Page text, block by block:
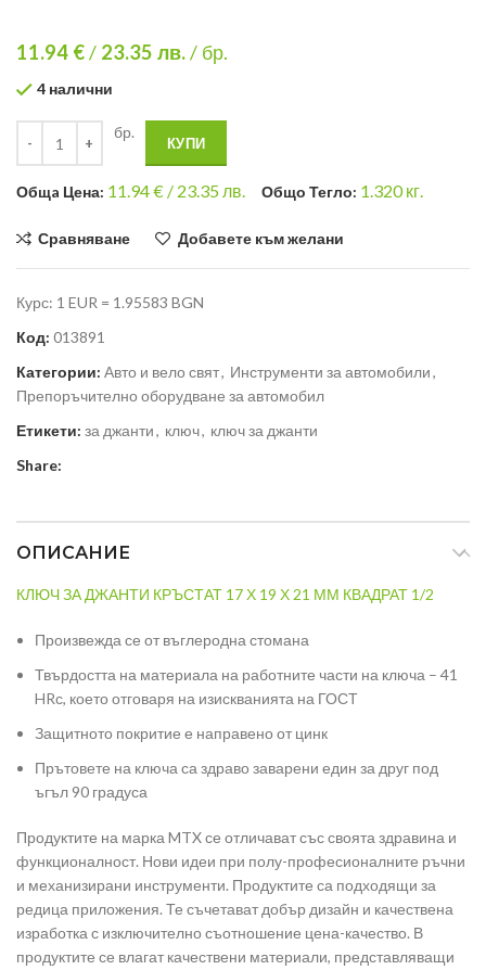
11.94 €/ 23.35 лв./ бр.
4 налични
бр.
КУПИ
Общa Цена: 11.94€ / 23.35 лв. Общо Тегло: 1.320кг.
Сравняване Добавете към желани
Курс: 1 EUR = 1.95583 BGN
Код: 013891
Категории: Авто и вело свят, Инструменти за автомобили,
Препоръчително оборудване за автомобил
Етикети: за джанти, ключ, ключ за джанти
Share:
ОПИСАНИЕ
КЛЮЧ ЗА ДЖАНТИ КРЪСТАТ 17 Х 19 Х 21 ММ КВАДРАТ 1/2
Произвежда се от въглеродна стомана
Твърдостта на материала на работните части на ключа – 41
HRс, което отговаря на изискванията на ГОСТ
Защитното покритие е направено от цинк
Прътовете на ключа са здраво заварени един за друг под
ъгъл 90 градуса
Продуктите на марка MTX се отличават със своята здравина и
функционалност. Нови идеи при полу-професионалните ръчни
и механизирани инструменти. Продуктите са подходящи за
редица приложения. Те съчетават добър дизайн и качествена
изработка с изключително съотношение цена-качество. В
продуктите се влагат качествени материали, представляващи